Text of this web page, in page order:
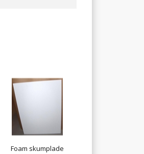
Foam skumplade